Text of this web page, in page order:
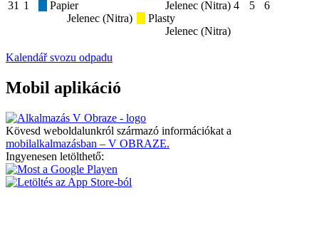
31 1
Papier
Jelenec (Nitra)
Jelenec (Nitra)
Plasty
Jelenec (Nitra)
4 5 6
Kalendář svozu odpadu
Mobil aplikáció
Kövesd weboldalunkról származó információkat a
mobilalkalmazásban – V OBRAZE.
Ingyenesen letölthető: